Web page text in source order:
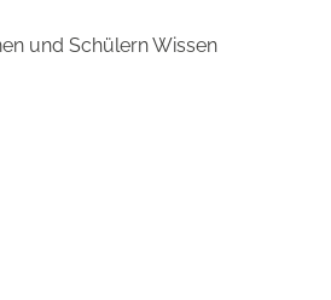
und Schülern Wissen